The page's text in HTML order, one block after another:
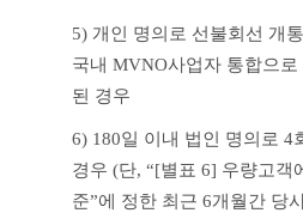
5) 개인 명의로 선불회선 개
국내 MVNO사업자 통합으
된 경우
6) 180일 이내 법인 명의로 4
경우 (단, “[별표 6] 우량고객
준”에 정한 최근 6개월간 당